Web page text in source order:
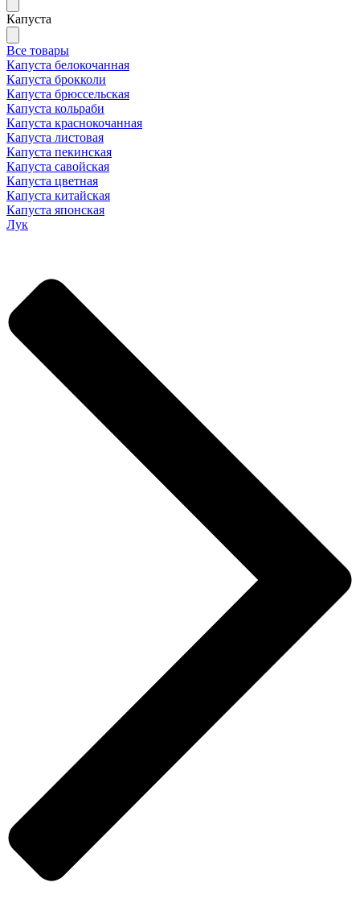
Капуста
Все товары
Капуста белокочанная
Капуста брокколи
Капуста брюссельская
Капуста кольраби
Капуста краснокочанная
Капуста листовая
Капуста пекинская
Капуста савойская
Капуста цветная
Капуста китайская
Капуста японская
Лук